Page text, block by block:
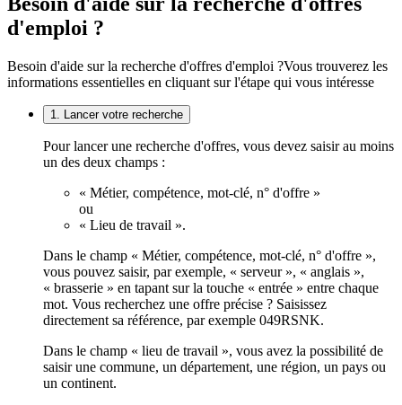
d'emploi ?
Besoin d'aide sur la recherche d'offres d'emploi ?Vous trouverez les
informations essentielles en cliquant sur l'étape qui vous intéresse
1. Lancer votre recherche
Pour lancer une recherche d'offres, vous devez saisir au moins
un des deux champs :
« Métier, compétence, mot-clé, n° d'offre »
ou
« Lieu de travail ».
Dans le champ « Métier, compétence, mot-clé, n° d'offre »,
vous pouvez saisir, par exemple, « serveur », « anglais »,
« brasserie » en tapant sur la touche « entrée » entre chaque
mot. Vous recherchez une offre précise ? Saisissez
directement sa référence, par exemple 049RSNK.
Dans le champ « lieu de travail », vous avez la possibilité de
saisir une commune, un département, une région, un pays ou
un continent.